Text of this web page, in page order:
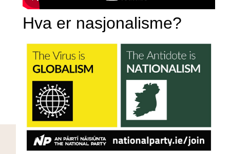
Hva er ⁢nasjonalisme?